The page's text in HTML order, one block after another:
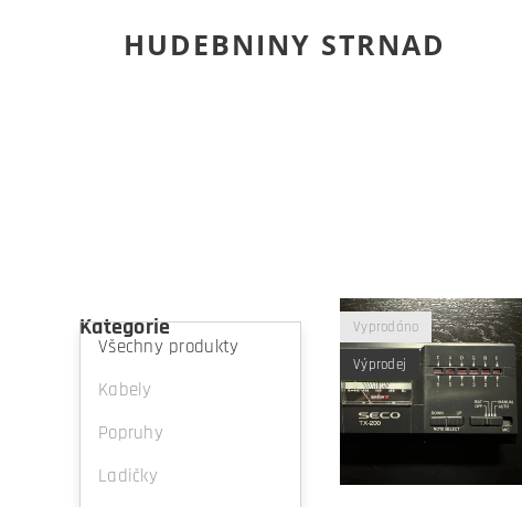
HUDEBNINY STRNAD
Kategorie
Všechny produkty
Kabely
Popruhy
Ladičky
Vyprodáno
Výprodej